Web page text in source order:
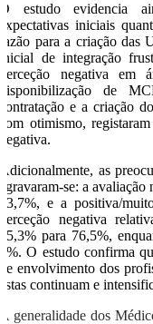
O estudo evidencia
expectativas iniciais
razão para a criação das
inicial de integração
perceção negativa em
disponibilização de
contratação e a criação
com otimismo,
negativa.
Adicionalmente, as
agravaram-se: a
73,7%, e a positiva/
perceção negativa
75,3% para 76,5%,
6%. O estudo confirma
de envolvimento dos
estas continuam e
A generalidade dos